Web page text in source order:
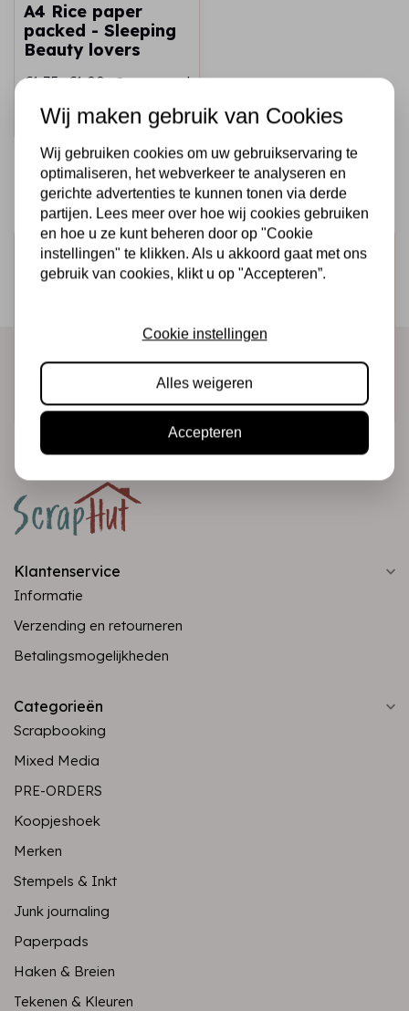
A4 Rice paper
packed - Sleeping
Beauty lovers
€1,75 €1,00 Op voorraad
Snel toevoegen
Schrijf je in voor de nieuwsbrief
Ontvang als eerste onze actie en nieuwe producten
Klantenservice
Informatie
Verzending en retourneren
Betalingsmogelijkheden
Categorieën
Scrapbooking
Mixed Media
PRE-ORDERS
Koopjeshoek
Merken
Stempels & Inkt
Junk journaling
Paperpads
Haken & Breien
Tekenen & Kleuren
Wij maken gebruik van Cookies
Wij gebruiken cookies om uw gebruikservaring te
optimaliseren, het webverkeer te analyseren en
gerichte advertenties te kunnen tonen via derde
partijen. Lees meer over hoe wij cookies gebruiken
en hoe u ze kunt beheren door op "Cookie
instellingen" te klikken. Als u akkoord gaat met ons
gebruik van cookies, klikt u op "Accepteren”.
Cookie instellingen
Alles weigeren
Accepteren